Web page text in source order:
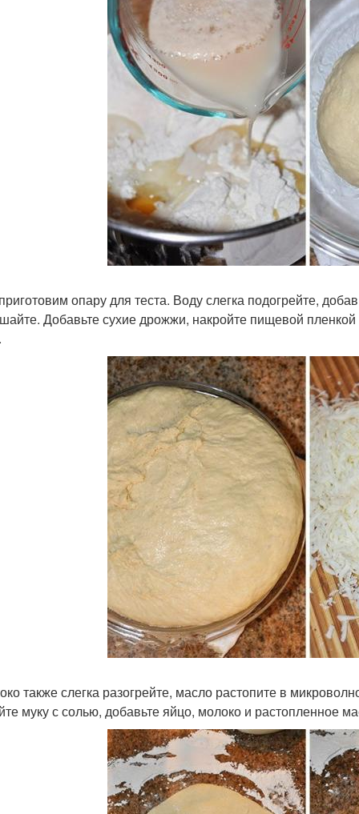
опару для теста. Воду слегка подогрейте,
Добавьте сухие дрожжи, накройте пищевой
также слегка разогрейте, масло растопите в
муку с солью, добавьте яйцо, молоко и растопленное